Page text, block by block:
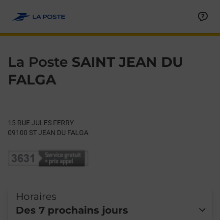
La Poste SAINT JEAN DU
FALGA
15 RUE JULES FERRY
09100 ST JEAN DU FALGA
Horaires
Des 7 prochains jours